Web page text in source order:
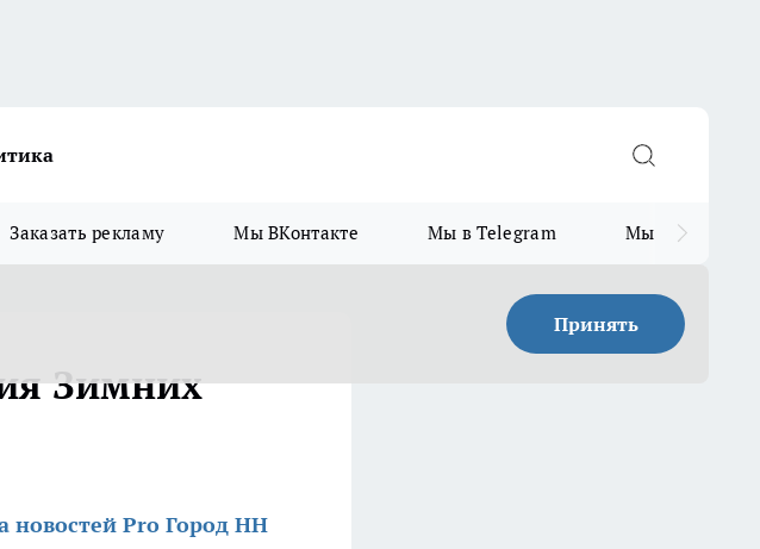
Заказать рекламу Мы ВКонтакте Мы в Telegram Мы в MAX
Принять
Зимних
новостей Pro Город НН